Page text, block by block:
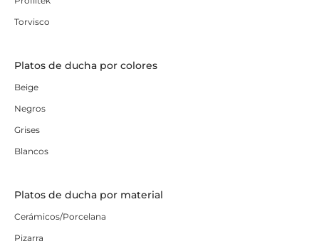
Torvisco
Platos de ducha por colores
Beige
Negros
Grises
Blancos
Platos de ducha por material
Cerámicos/Porcelana
Pizarra